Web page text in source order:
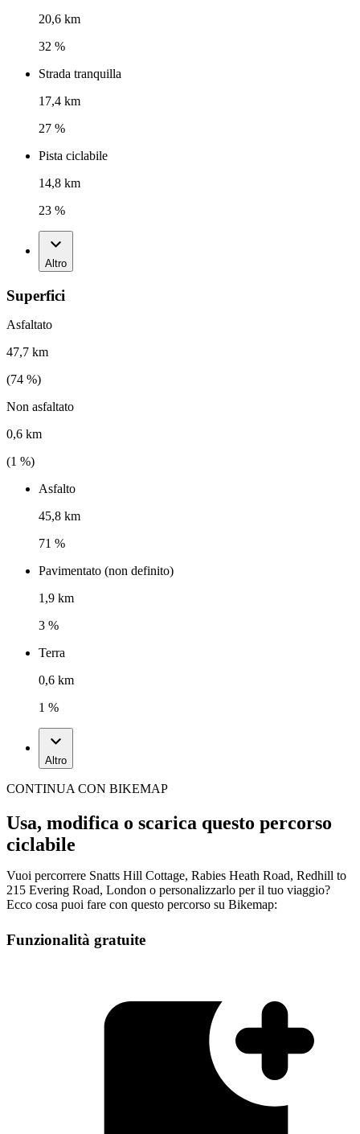
20,6 km
32 %
Strada tranquilla
17,4 km
27 %
Pista ciclabile
14,8 km
23 %
Altro
Superfici
Asfaltato
47,7 km
(74 %)
Non asfaltato
0,6 km
(1 %)
Asfalto
45,8 km
71 %
Pavimentato (non definito)
1,9 km
3 %
Terra
0,6 km
1 %
Altro
CONTINUA CON BIKEMAP
Usa, modifica o scarica questo percorso
ciclabile
Vuoi percorrere Snatts Hill Cottage, Rabies Heath Road, Redhill to
215 Evering Road, London o personalizzarlo per il tuo viaggio?
Ecco cosa puoi fare con questo percorso su Bikemap:
Funzionalità gratuite